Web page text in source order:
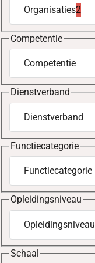
Organisaties2
geselecteerd
Competentie
Competentie
Dienstverband
Dienstverband
Functiecategorie
Functiecategorie
Opleidingsniveau
Opleidingsniveau
Schaal